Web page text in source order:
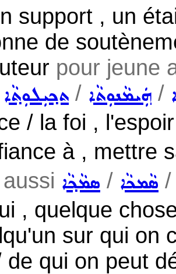
support , un
de
pour jeune
ܬܟ݂ܝܼܠܘܼܬ݂ܵܐ / ܗܲܝܡܵܢܘܼܬܵܐ /
/ la foi ,
à , mettre
ܣܡܵܟ݂ܵܐ / ܣܵܡܟܵܐ
, quelque
sur qui on
de qui on peut